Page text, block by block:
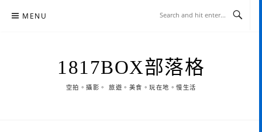
MENU
1817BOX部落格
空拍。攝影。 旅遊。美食。玩在地。慢生活